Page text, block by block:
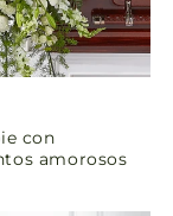
con
amorosos